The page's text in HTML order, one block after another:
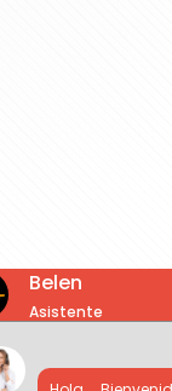
Belen
Asistente